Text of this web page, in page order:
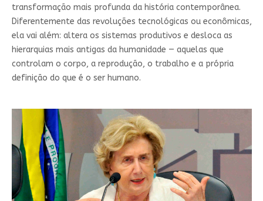
transformação mais profunda da história contemporânea.
Diferentemente das revoluções tecnológicas ou econômicas,
ela vai além: altera os sistemas produtivos e desloca as
hierarquias mais antigas da humanidade — aquelas que
controlam o corpo, a reprodução, o trabalho e a própria
definição do que é o ser humano.